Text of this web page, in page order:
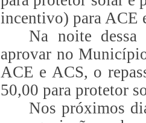
incentivo) para ACE
Na noite dessa
aprovar no
ACE e ACS, o
50,00 para protetor
Nos próximos